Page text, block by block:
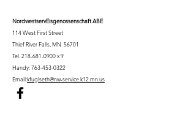
NordwestservEisgenossenschaft ABE
114 West First Street
Thief River Falls, MN 56701
Tel. 218-681-0900x 9
Handy:763-453-0322
Email:kfuglseth@nw-service.k12.mn.us